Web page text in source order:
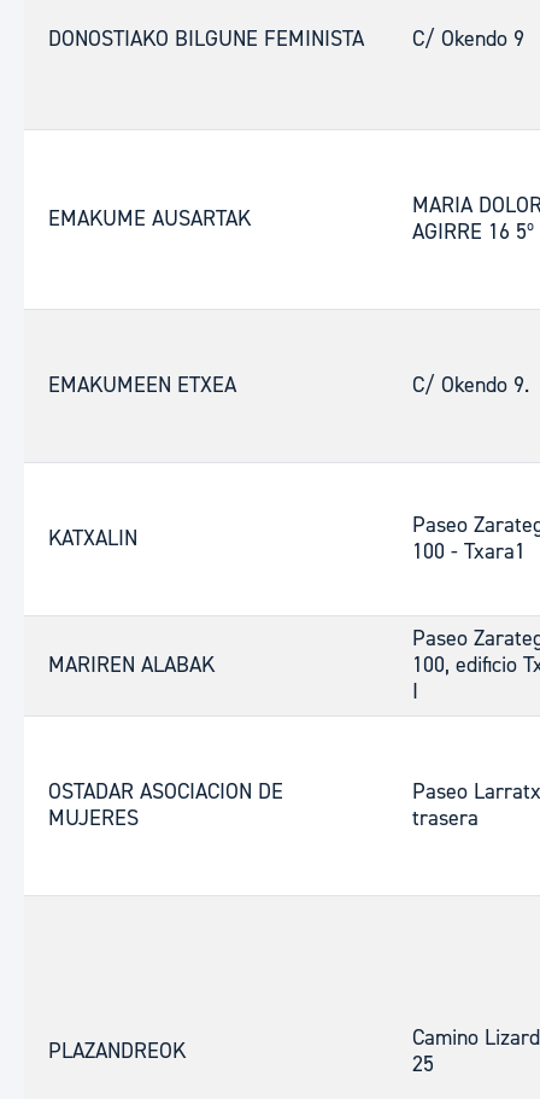
DONOSTIAKO BILGUNE FEMINISTA C/ Okendo 9
EMAKUME AUSARTAK
MARIA
AGIRRE 16
EMAKUMEEN ETXEA C/ Okendo 9.
KATXALIN
Paseo
100 - Txara1
MARIREN ALABAK
Paseo
100, edificio
I
OSTADAR ASOCIACION DE
MUJERES
Paseo
trasera
PLAZANDREOK
Camino
25